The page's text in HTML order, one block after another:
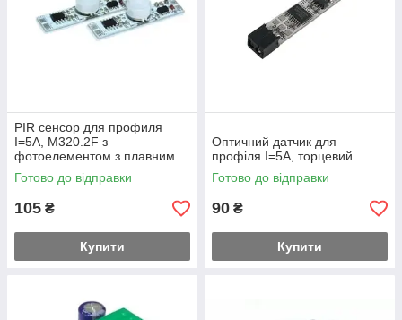
PIR сенсор для профиля
I=5A, M320.2F з
фотоелементом з плавним
включенням
Готово до відправки
105 ₴
Купити
Оптичний датчик для
профіля I=5A, торцевий
Готово до відправки
90 ₴
Купити